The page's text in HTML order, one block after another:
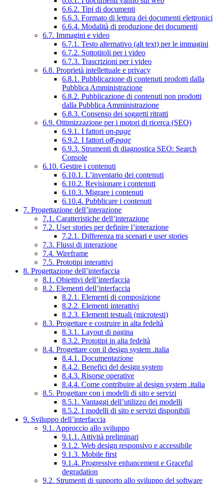
6.6.2. Tipi di documenti
6.6.3. Formato di lettura dei documenti elettronici
6.6.4. Modalità di produzione dei documenti
6.7. Immagini e video
6.7.1. Testo alternativo (alt text) per le immagini
6.7.2. Sottotitoli per i video
6.7.3. Trascrizioni per i video
6.8. Proprietà intellettuale e privacy
6.8.1. Pubblicazione di contenuti prodotti dalla
Pubblica Amministrazione
6.8.2. Pubblicazione di contenuti non prodotti
dalla Pubblica Amministrazione
6.8.3. Consenso dei soggetti ritratti
6.9. Ottimizzazione per i motori di ricerca (SEO)
6.9.1. I fattori on-page
6.9.2. I fattori off-page
6.9.3. Strumenti di diagnostica SEO: Search
Console
6.10. Gestire i contenuti
6.10.1. L’inventario dei contenuti
6.10.2. Revisionare i contenuti
6.10.3. Migrare i contenuti
6.10.4. Pubblicare i contenuti
7. Progettazione dell’interazione
7.1. Caratteristiche dell’interazione
7.2. User stories per definire l’interazione
7.2.1. Differenza tra scenari e user stories
7.3. Flussi di interazione
7.4. Wireframe
7.5. Prototipi interattivi
8. Progettazione dell’interfaccia
8.1. Obiettivi dell’interfaccia
8.2. Elementi dell’interfaccia
8.2.1. Elementi di composizione
8.2.2. Elementi interattivi
8.2.3. Elementi testuali (microtesti)
8.3. Progettare e costruire in alta fedeltà
8.3.1. Layout di pagina
8.3.2. Prototipi in alta fedeltà
8.4. Progettare con il design system .italia
8.4.1. Documentazione
8.4.2. Benefici del design system
8.4.3. Risorse operative
8.4.4. Come contribuire al design system .italia
8.5. Progettare con i modelli di sito e servizi
8.5.1. Vantaggi dell’utilizzo dei modelli
8.5.2. I modelli di sito e servizi disponibili
9. Sviluppo dell’interfaccia
9.1. Approccio allo sviluppo
9.1.1. Attività preliminari
9.1.2. Web design responsivo e accessibile
9.1.3. Mobile first
9.1.4. Progressive enhancement e Graceful
degradation
9.2. Strumenti di supporto allo sviluppo del software